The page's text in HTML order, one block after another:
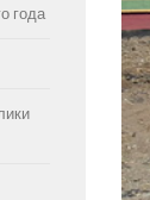
года